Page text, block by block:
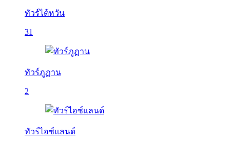
ทัวร์ไต้หวัน
31
ทัวร์ภูฏาน
2
ทัวร์ไอซ์แลนด์